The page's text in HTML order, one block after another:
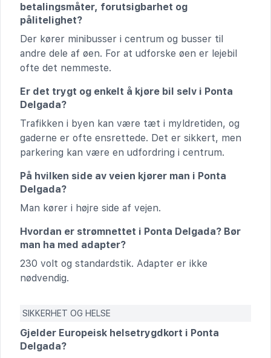
betalingsmåter, forutsigbarhet og
pålitelighet?
Der kører minibusser i centrum og busser til
andre dele af øen. For at udforske øen er lejebil
ofte det nemmeste.
Er det trygt og enkelt å kjøre bil selv i Ponta
Delgada?
Trafikken i byen kan være tæt i myldretiden, og
gaderne er ofte ensrettede. Det er sikkert, men
parkering kan være en udfordring i centrum.
På hvilken side av veien kjører man i Ponta
Delgada?
Man kører i højre side af vejen.
Hvordan er strømnettet i Ponta Delgada? Bør
man ha med adapter?
230 volt og standardstik. Adapter er ikke
nødvendig.
SIKKERHET OG HELSE
Gjelder Europeisk helsetrygdkort i Ponta
Delgada?